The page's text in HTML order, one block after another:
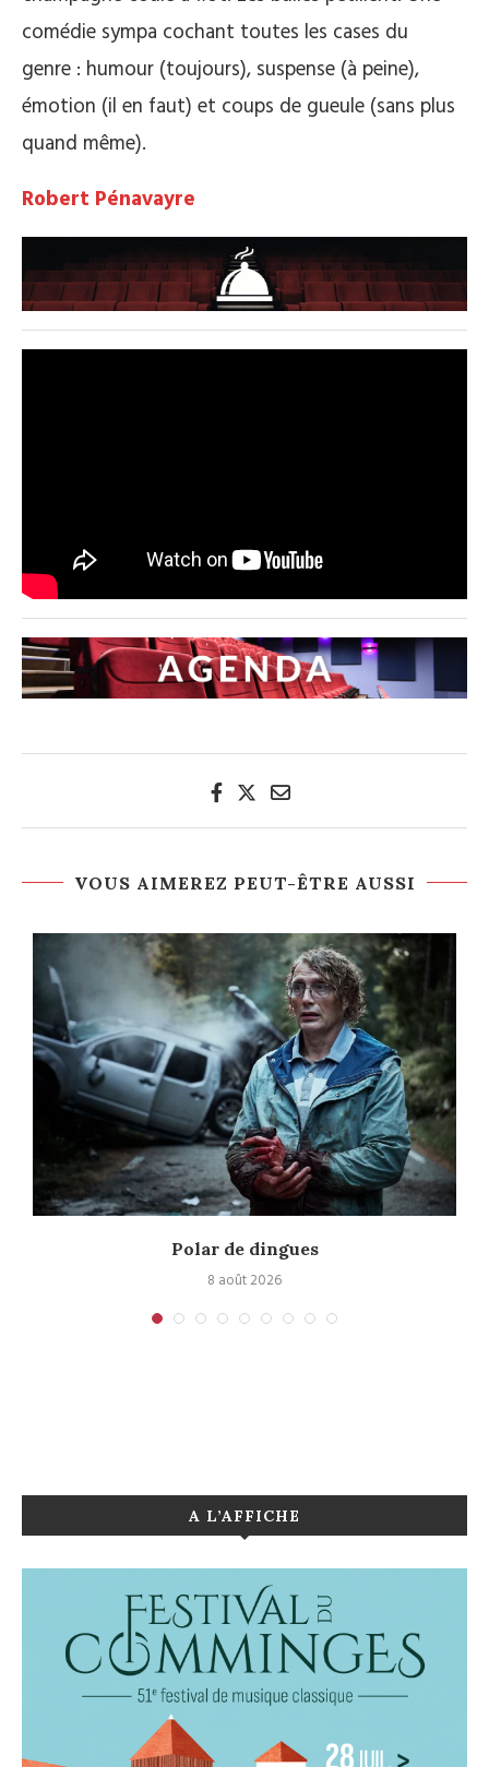
comédie sympa cochant toutes les cases du
genre : humour (toujours), suspense (à peine),
émotion (il en faut) et coups de gueule (sans plus
quand même).
Robert Pénavayre
VOUS AIMEREZ PEUT-ÊTRE AUSSI
Polar de dingues
8 août 2026
A L’AFFICHE